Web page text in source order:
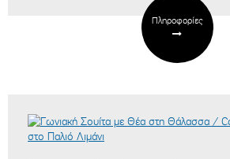
Πληροφορίες